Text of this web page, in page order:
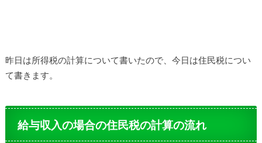
昨日は所得税の計算について書いたので、今日は住民税につい
て書きます。
給与収入の場合の住民税の計算の流れ